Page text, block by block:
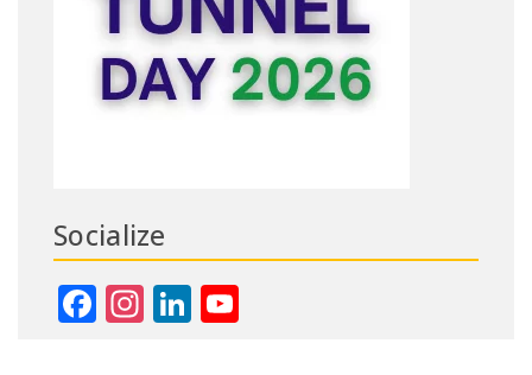
Socialize
Facebook
Instagram
LinkedIn